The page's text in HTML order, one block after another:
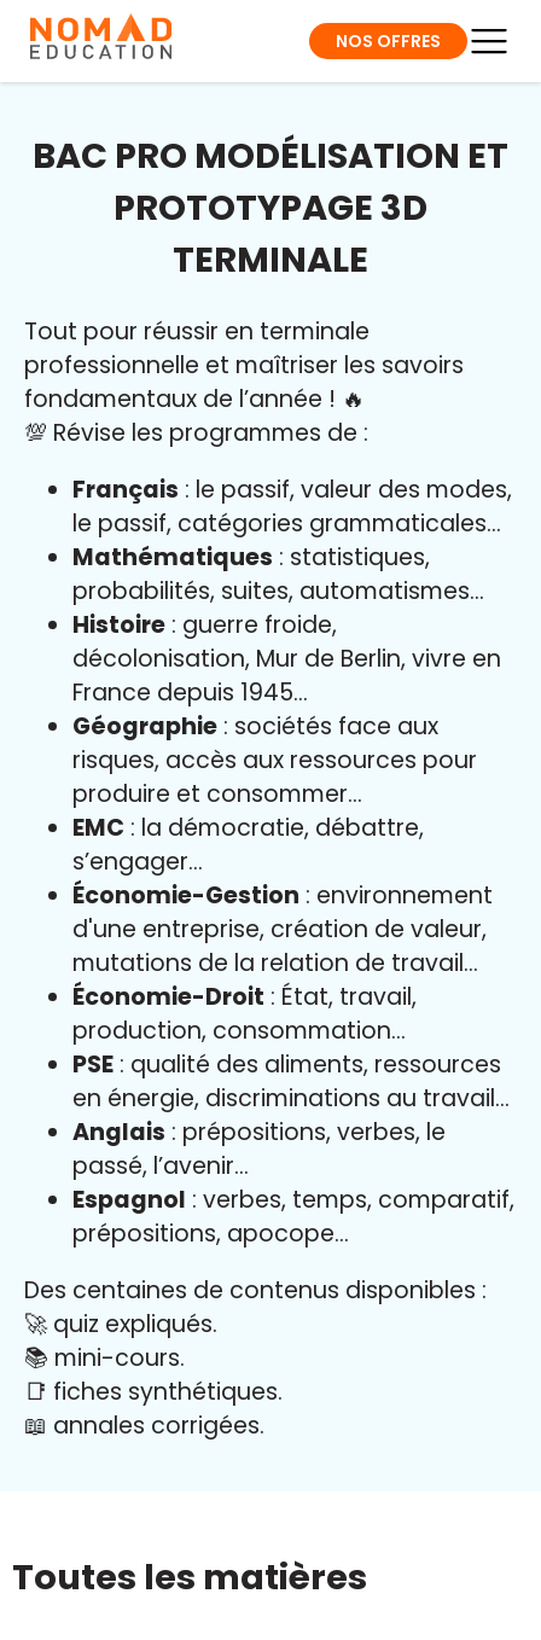
NOS OFFRES
BAC PRO MODÉLISATION ET
PROTOTYPAGE 3D
TERMINALE
Tout pour réussir en terminale
professionnelle et maîtriser les savoirs
fondamentaux de l’année ! 🔥
💯 Révise les programmes de :
Français : le passif, valeur des modes,
le passif, catégories grammaticales…
Mathématiques : statistiques,
probabilités, suites, automatismes…
Histoire : guerre froide,
décolonisation, Mur de Berlin, vivre en
France depuis 1945…
Géographie : sociétés face aux
risques, accès aux ressources pour
produire et consommer…
EMC : la démocratie, débattre,
s’engager…
Économie-Gestion : environnement
d'une entreprise, création de valeur,
mutations de la relation de travail…
Économie-Droit : État, travail,
production, consommation…
PSE : qualité des aliments, ressources
en énergie, discriminations au travail…
Anglais : prépositions, verbes, le
passé, l’avenir…
Espagnol : verbes, temps, comparatif,
prépositions, apocope…
Des centaines de contenus disponibles :
🚀 quiz expliqués.
📚 mini-cours.
📑 fiches synthétiques.
📖 annales corrigées.
Toutes les matières